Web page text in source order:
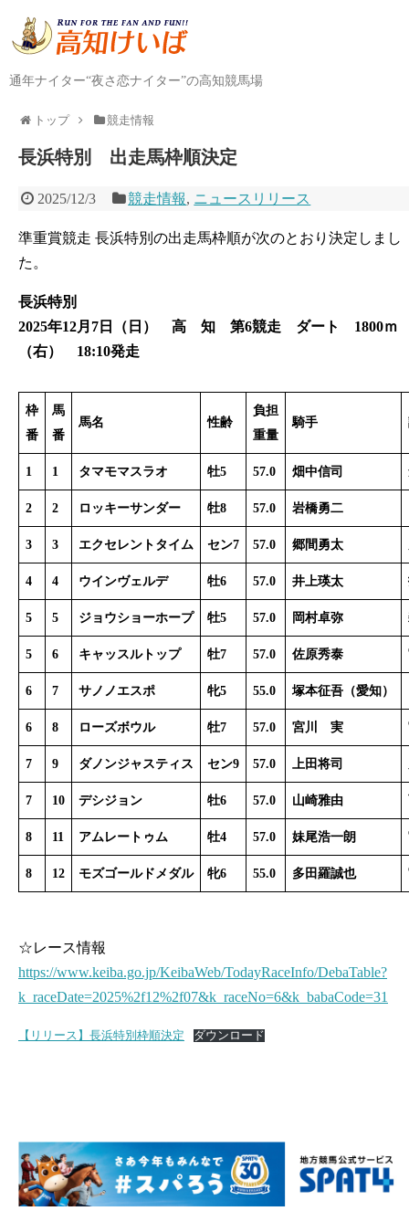
通年ナイター“夜さ恋ナイター”の高知競馬場
トップ 競走情報
長浜特別 出走馬枠順決定
2025/12/3 競走情報, ニュースリリース
準重賞競走 長浜特別の出走馬枠順が次のとおり決定しまし
た。
長浜特別
2025年12月7日（日） 高 知 第6競走 ダート 1800ｍ
（右） 18:10発走
枠
番
馬
番
馬名 性齢
負担
重量
騎手
1 1 タマモマスラオ 牡5 57.0 畑中信司
2 2 ロッキーサンダー 牡8 57.0 岩橋勇二
3 3 エクセレントタイム セン7 57.0 郷間勇太
4 4 ウインヴェルデ 牡6 57.0 井上瑛太
5 5 ジョウショーホープ 牡5 57.0 岡村卓弥
5 6 キャッスルトップ 牡7 57.0 佐原秀泰
6 7 サノノエスポ 牝5 55.0 塚本征吾（愛知）
6 8 ローズボウル 牡7 57.0 宮川 実
7 9 ダノンジャスティス セン9 57.0 上田将司
7 10 デシジョン 牡6 57.0 山崎雅由
8 11 アムレートゥム 牡4 57.0 妹尾浩一朗
8 12 モズゴールドメダル 牝6 55.0 多田羅誠也
☆レース情報
https://www.keiba.go.jp/KeibaWeb/TodayRaceInfo/DebaTable?
k_raceDate=2025%2f12%2f07&k_raceNo=6&k_babaCode=31
【リリース】長浜特別枠順決定 ダウンロード